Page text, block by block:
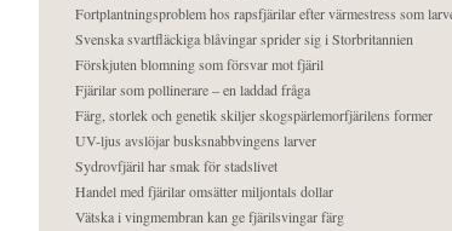
Fortplantningsproblem hos rapsfjärilar efter värmestress som
Svenska svartfläckiga blåvingar sprider sig i Storbritannien
Förskjuten blomning som försvar mot fjäril
Fjärilar som pollinerare – en laddad fråga
Färg, storlek och genetik skiljer skogspärlemorfjärilens former
UV-ljus avslöjar busksnabbvingens larver
Sydrovfjäril har smak för stadslivet
Handel med fjärilar omsätter miljontals dollar
Vätska i vingmembran kan ge fjärilsvingar färg